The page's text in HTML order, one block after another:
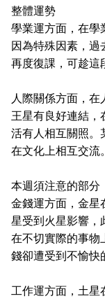
整體運勢
學業運方面，在學
因為特殊因素，過
再度復課，可趁這
人際關係方面，
王星有良好連結，
活有人相互關照。
在文化上相互交流。
本週須注意的部分
金錢運方面，金星
星受到火星影響，
在不切實際的事物
錢卻遭受到不愉快
工作運方面，土星